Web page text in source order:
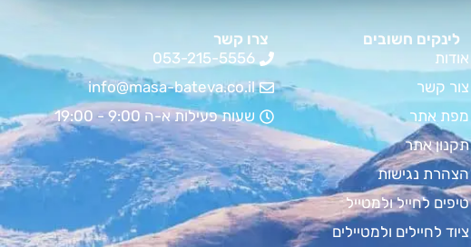
לינקים חשובים
אודות
צור קשר
מפת אתר
תקנון אתר
הצהרת נגישות
טיפים לחייל ולמטייל
ציוד לחיילים ולמטיילים
צרו קשר
053-215-5556
info@masa-bateva.co.il
שעות פעילות א-ה 9:00 - 19:00